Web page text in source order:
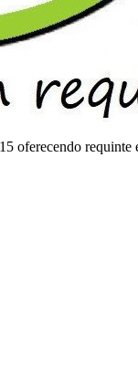
oferecendo